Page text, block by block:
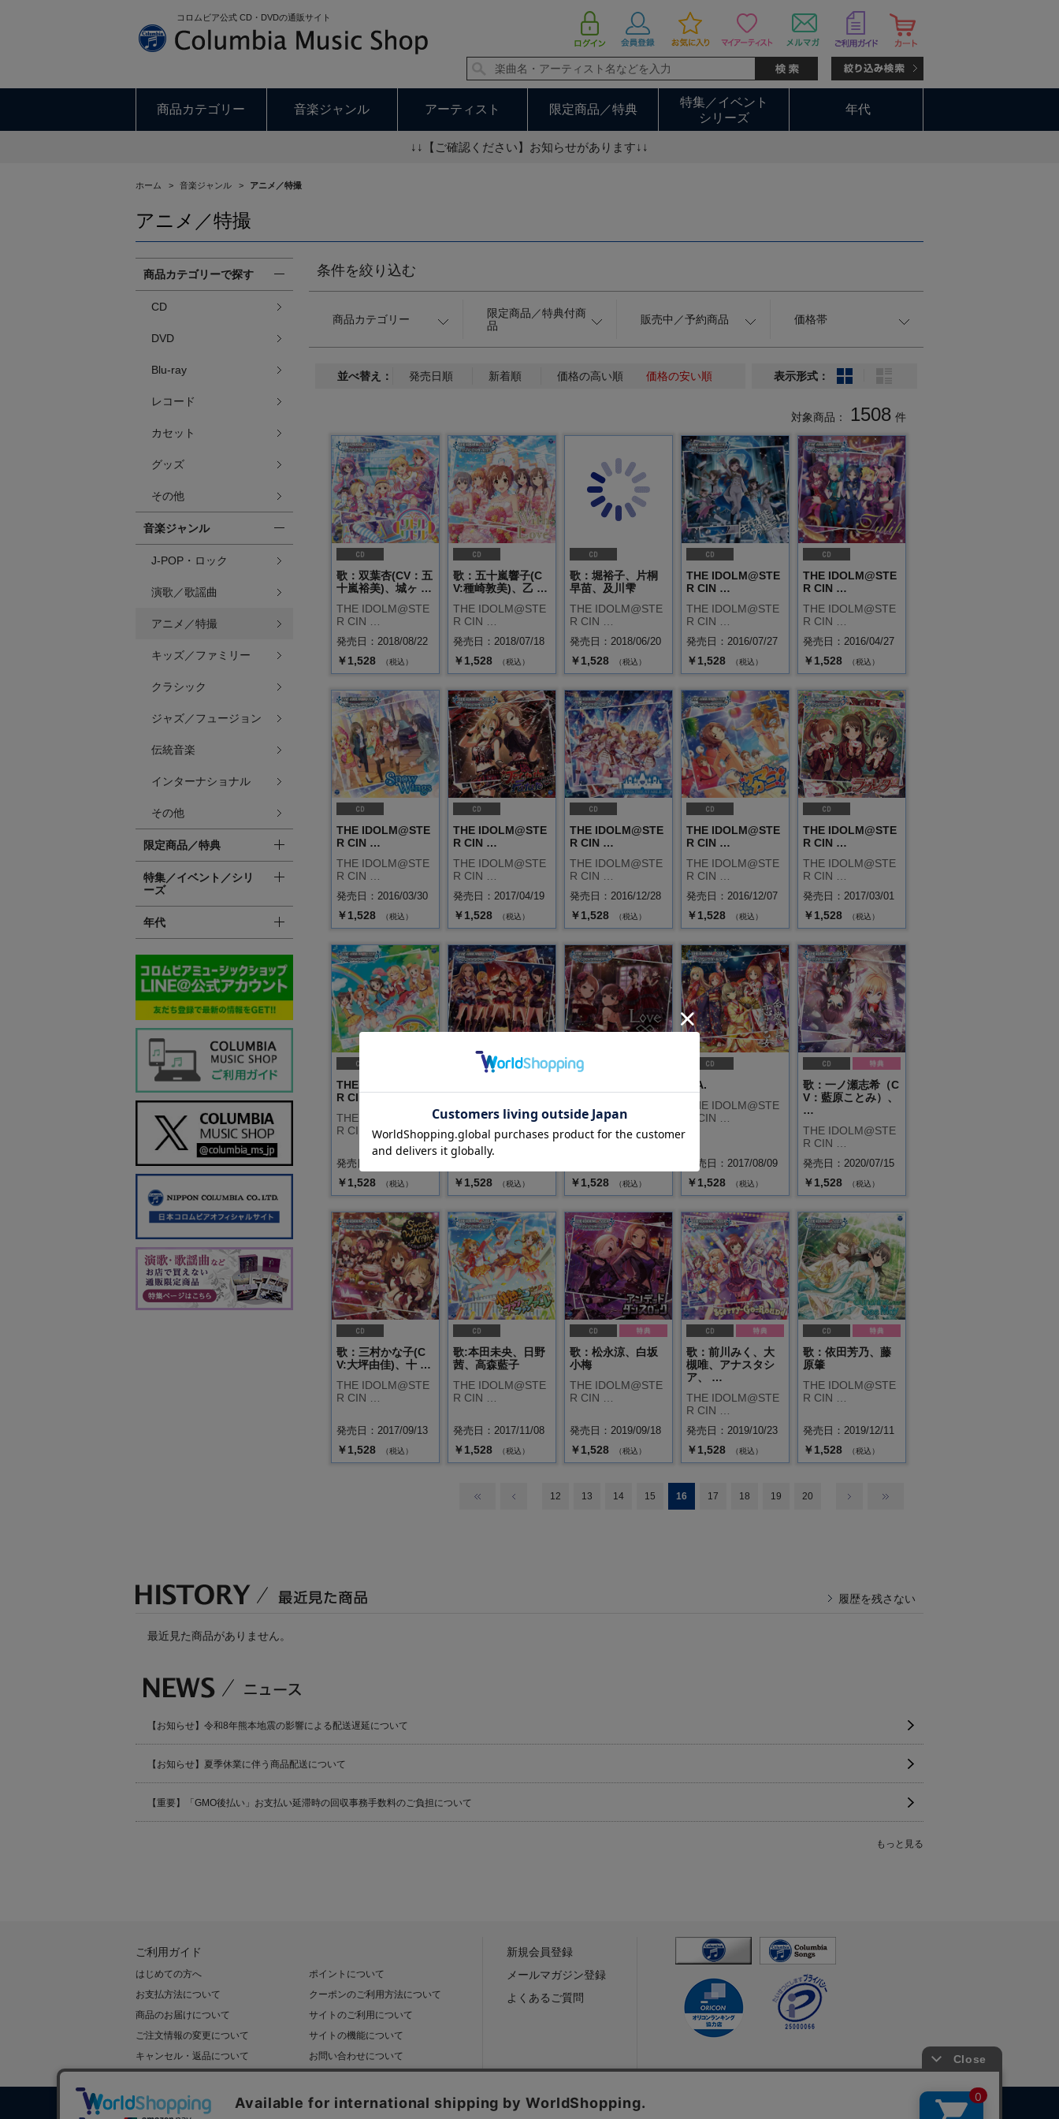
コロムビア公式 CD・DVDの通販サイト
商品カテゴリー 音楽ジャンル アーティスト 限定商品／特典
特集／イベント
シリーズ
年代
↓↓【ご確認ください】お知らせがあります↓↓
ホーム > 音楽ジャンル > アニメ／特撮
アニメ／特撮
条件を絞り込む
商品カテゴリー
限定商品／特典付商
品
販売中／予約商品 価格帯
並べ替え： 発売日順 新着順 価格の高い順 価格の安い順 表示形式：
対象商品： 1508 件
歌：双葉杏(CV：五
十嵐裕美)、城ヶ …
THE IDOLM@STE
R CIN …
発売日：2018/08/22
￥1,528 （税込）
歌：五十嵐響子(C
V:種崎敦美)、乙 …
THE IDOLM@STE
R CIN …
発売日：2018/07/18
￥1,528 （税込）
歌：堀裕子、片桐
早苗、及川雫
THE IDOLM@STE
R CIN …
発売日：2018/06/20
￥1,528 （税込）
THE IDOLM@STE
R CIN …
THE IDOLM@STE
R CIN …
発売日：2016/07/27
￥1,528 （税込）
THE IDOLM@STE
R CIN …
THE IDOLM@STE
R CIN …
発売日：2016/04/27
￥1,528 （税込）
THE IDOLM@STE
R CIN …
THE IDOLM@STE
R CIN …
発売日：2016/03/30
￥1,528 （税込）
THE IDOLM@STE
R CIN …
THE IDOLM@STE
R CIN …
発売日：2017/04/19
￥1,528 （税込）
THE IDOLM@STE
R CIN …
THE IDOLM@STE
R CIN …
発売日：2016/12/28
￥1,528 （税込）
THE IDOLM@STE
R CIN …
THE IDOLM@STE
R CIN …
発売日：2016/12/07
￥1,528 （税込）
THE IDOLM@STE
R CIN …
THE IDOLM@STE
R CIN …
発売日：2017/03/01
￥1,528 （税込）
THE IDOLM@STE
R CIN …
THE IDOLM@STE
R CIN …
発売日：2016/06/22
￥1,528 （税込）
THE IDOLM@STE
R CIN …
￥1,528 （税込）
THE IDOLM@STE
R CIN …
￥1,528 （税込）
V.A.
THE IDOLM@STE
R CIN …
発売日：2017/08/09
￥1,528 （税込）
歌：一ノ瀬志希（C
V：藍原ことみ）、
…
THE IDOLM@STE
R CIN …
発売日：2020/07/15
￥1,528 （税込）
歌：三村かな子(C
V:大坪由佳)、十 …
THE IDOLM@STE
R CIN …
発売日：2017/09/13
￥1,528 （税込）
歌:本田未央、日野
茜、高森藍子
THE IDOLM@STE
R CIN …
発売日：2017/11/08
￥1,528 （税込）
歌：松永涼、白坂
小梅
THE IDOLM@STE
R CIN …
発売日：2019/09/18
￥1,528 （税込）
歌：前川みく、大
槻唯、アナスタシ
ア、 …
THE IDOLM@STE
R CIN …
発売日：2019/10/23
￥1,528 （税込）
歌：依田芳乃、藤
原肇
THE IDOLM@STE
R CIN …
発売日：2019/12/11
￥1,528 （税込）
12 13 14 15 16 17 18 19 20
商品カテゴリーで探す
CD
DVD
Blu-ray
レコード
カセット
グッズ
その他
音楽ジャンル
J-POP・ロック
演歌／歌謡曲
アニメ／特撮
キッズ／ファミリー
クラシック
ジャズ／フュージョン
伝統音楽
インターナショナル
その他
限定商品／特典
特集／イベント／シリ
ーズ
年代
最近見た商品がありません。
履歴を残さない
【お知らせ】令和8年熊本地震の影響による配送遅延について
【お知らせ】夏季休業に伴う商品配送について
【重要】「GMO後払い」お支払い延滞時の回収事務手数料のご負担について
もっと見る
ご利用ガイド
はじめての方へ
お支払方法について
商品のお届けについて
ご注文情報の変更について
キャンセル・返品について
ポイントについて
クーポンのご利用方法について
サイトのご利用について
サイトの機能について
お問い合わせについて
新規会員登録
メールマガジン登録
よくあるご質問
会社概要 利用規約 プライバシーポリシー 特定商取引法に基づく表示